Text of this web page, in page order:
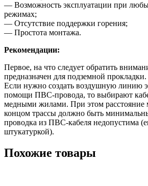
— Возможность эксплуатации при
режимах;
— Отсутствие поддержки горения;
— Простота монтажа.
Рекомендации:
Первое, на что следует обратить
предназначен для подземной прокладки.
Если нужно создать воздушную линию
помощи ПВС-провода, то выбирают
медными жилами. При этом расстояние
концом трассы должно быть
проводка из ПВС-кабеля недопустима
штукатуркой).
Похожие товары